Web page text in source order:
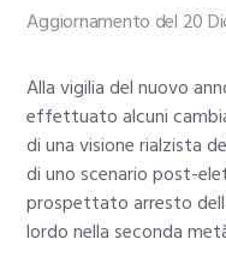
Aggiornamento del 20
Alla vigilia del nuovo
effettuato alcuni
di una visione rialzista
di uno scenario post-
prospettato arresto
lordo nella seconda